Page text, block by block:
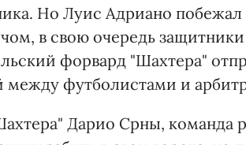
Но Луис Адриано побежал
в свою очередь
форвард "Шахтера"
футболистами и
Дарио Срны, команда